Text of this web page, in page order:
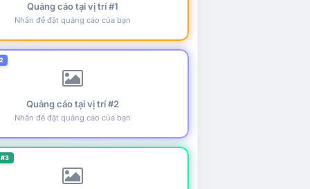
Quảng cáo tại vị trí #1
Nhấn để đặt quảng cáo của bạn
Quảng cáo tại vị trí #2
Nhấn để đặt quảng cáo của bạn